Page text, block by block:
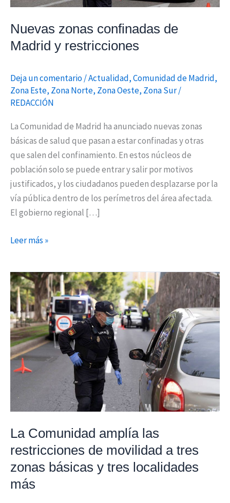
Nuevas zonas confinadas de
Madrid y restricciones
Deja un comentario/Actualidad,Comunidad de Madrid,
Zona Este, Zona Norte, Zona Oeste, Zona Sur/
REDACCIÓN
La Comunidad de Madrid ha anunciado nuevas zonas
básicas de salud que pasan a estar confinadas y otras
que salen del confinamiento. En estos núcleos de
población solo se puede entrar y salir por motivos
justificados, y los ciudadanos pueden desplazarse por la
vía pública dentro de los perímetros del área afectada.
El gobierno regional […]
Leer más »
La Comunidad amplía las
restricciones de movilidad a tres
zonas básicas y tres localidades
más
La
Comunidad
amplía
las
restricciones
de
movilidad
y
tres
localidades
más